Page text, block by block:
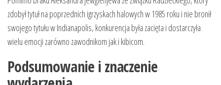
zdobył tytuł na poprzednich igrzyskach halowych w 1985 roku i nie bronił
swojego tytułu w Indianapolis, konkurencja była zacięta i dostarczyła
wielu emocji zarówno zawodnikom jak i kibicom.
Podsumowanie i znaczenie